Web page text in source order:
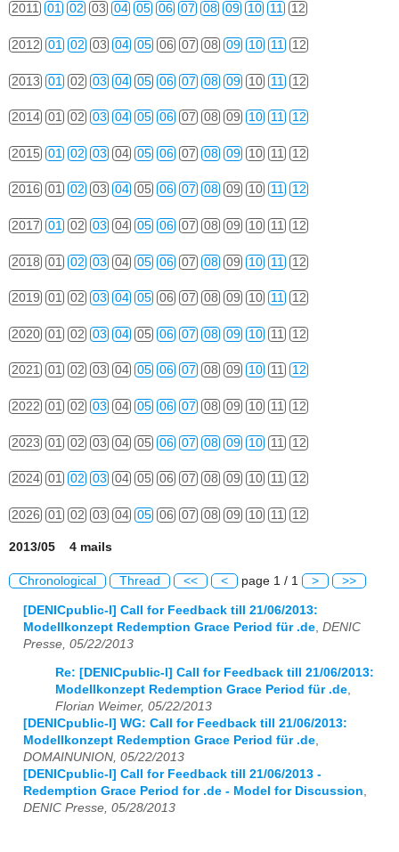
2011 01 02 03 04 05 06 07 08 09 10 11 12
2012 01 02 03 04 05 06 07 08 09 10 11 12
2013 01 02 03 04 05 06 07 08 09 10 11 12
2014 01 02 03 04 05 06 07 08 09 10 11 12
2015 01 02 03 04 05 06 07 08 09 10 11 12
2016 01 02 03 04 05 06 07 08 09 10 11 12
2017 01 02 03 04 05 06 07 08 09 10 11 12
2018 01 02 03 04 05 06 07 08 09 10 11 12
2019 01 02 03 04 05 06 07 08 09 10 11 12
2020 01 02 03 04 05 06 07 08 09 10 11 12
2021 01 02 03 04 05 06 07 08 09 10 11 12
2022 01 02 03 04 05 06 07 08 09 10 11 12
2023 01 02 03 04 05 06 07 08 09 10 11 12
2024 01 02 03 04 05 06 07 08 09 10 11 12
2026 01 02 03 04 05 06 07 08 09 10 11 12
2013/05 4 mails
Chronological Thread << < page 1 / 1 > >>
[DENICpublic-l] Call for Feedback till 21/06/2013:
Modellkonzept Redemption Grace Period für .de DENIC
Presse, 05/22/2013
Re: [DENICpublic-l] Call for Feedback till 21/06/2013:
Modellkonzept Redemption Grace Period für .de,
Florian Weimer, 05/22/2013
[DENICpublic-l] WG: Call for Feedback till 21/06/2013:
Modellkonzept Redemption Grace Period für .de,
DOMAINUNION, 05/22/2013
[DENICpublic-l] Call for Feedback till 21/06/2013 -
Redemption Grace Period for .de - Model for Discussion,
DENIC Presse, 05/28/2013